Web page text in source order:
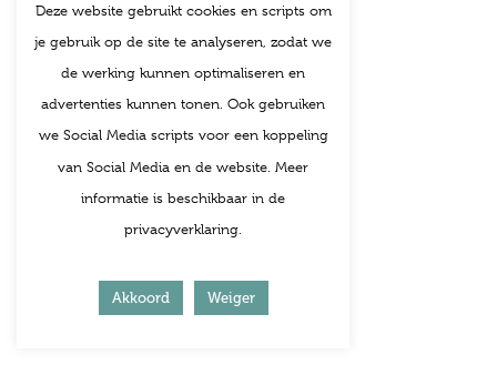
Deze website gebruikt cookies en scripts om
je gebruik op de site te analyseren, zodat we
de werking kunnen optimaliseren en
advertenties kunnen tonen. Ook gebruiken
we Social Media scripts voor een koppeling
van Social Media en de website. Meer
informatie is beschikbaar in de
privacyverklaring.
Akkoord Weiger